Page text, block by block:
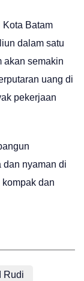
Kota Batam
dalam satu
akan semakin
uang di
pekerjaan
dan nyaman di
dan
Rudi